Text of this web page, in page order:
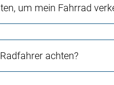
um mein Fahrrad
achten?